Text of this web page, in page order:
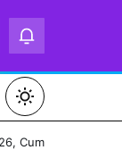
Mod
değiştir
Cum